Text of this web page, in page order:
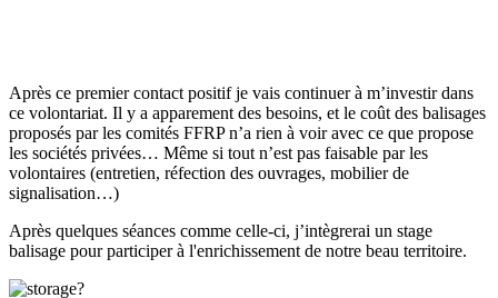
Après ce premier contact positif je vais continuer à m’investir dans
ce volontariat. Il y a apparement des besoins, et le coût des balisages
proposés par les comités FFRP n’a rien à voir avec ce que propose
les sociétés privées… Même si tout n’est pas faisable par les
volontaires (entretien, réfection des ouvrages, mobilier de
signalisation…)
Après quelques séances comme celle-ci, j’intègrerai un stage
balisage pour participer à l'enrichissement de notre beau territoire.